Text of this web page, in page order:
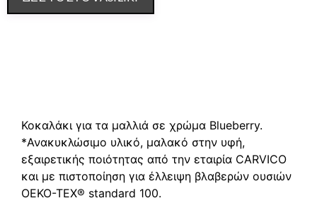
Κοκαλάκι για τα μαλλιά σε χρώμα Blueberry.
*Ανακυκλώσιμο υλικό, μαλακό στην υφή,
εξαιρετικής ποιότητας από την εταιρία CARVICO
και με πιστοποίηση για έλλειψη βλαβερών ουσιών
OEKO-TEX® standard 100.